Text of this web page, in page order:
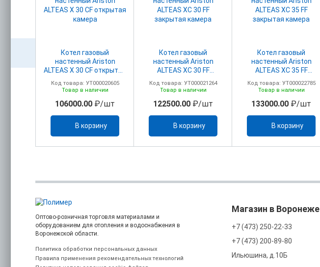
Котел газовый
настенный Ariston
ALTEAS Х 30 CF открытая
Код товара: УТ000020605
Товар в наличии
106000.00 ₽/шт
В корзину
Котел газовый
настенный Ariston
ALTEAS ХC 30 FF
Код товара: УТ000021264
Товар в наличии
122500.00 ₽/шт
В корзину
Котел газовый
настенный Ariston
ALTEAS ХC 35 FF
Код товара: УТ000022785
Товар в наличии
133000.00 ₽/шт
В корзину
Оптово-розничная торговля материалами и
оборудованием для отопления и водоснабжения в
Воронежской области.
Политика обработки персональных данных
Правила применения рекомендательных технологий
Магазин в Воронеже
+7 (473) 250-22-33
+7 (473) 200-89-80
Ильюшина, д.10Б